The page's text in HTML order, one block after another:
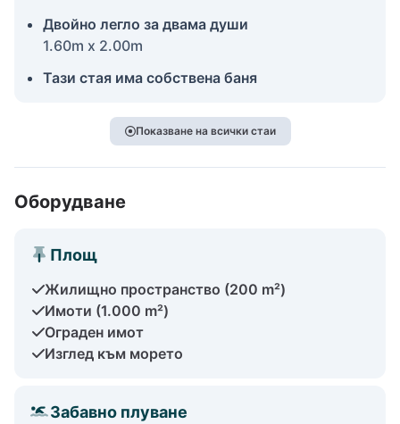
Двойно легло за двама души
1.60m x 2.00m
Тази стая има собствена баня
Показване на всички стаи
Оборудване
Площ
Жилищно пространство (200 m²)
Имоти (1.000 m²)
Ограден имот
Изглед към морето
Забавно плуване